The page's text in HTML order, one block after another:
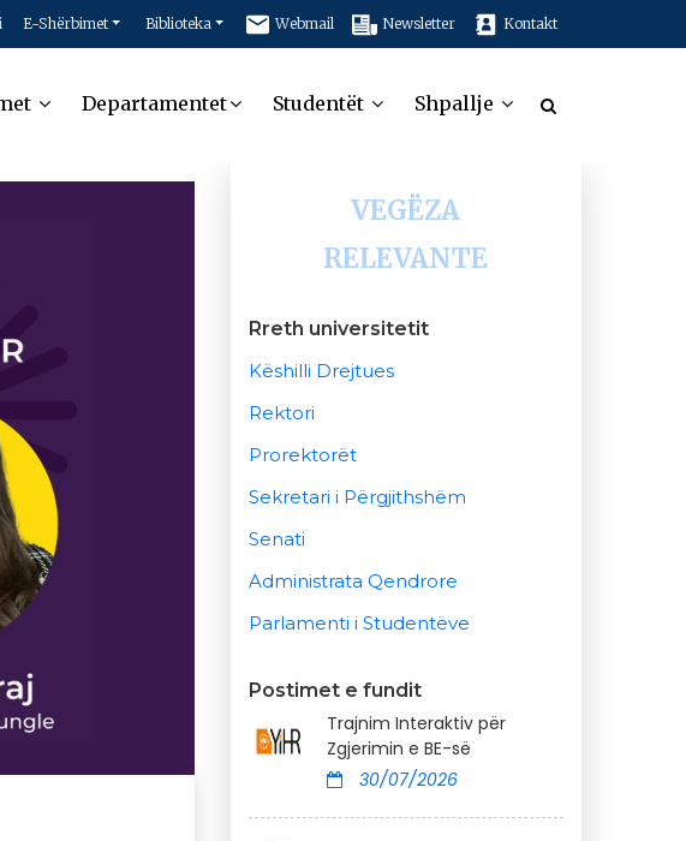
E-Shërbimet Biblioteka Webmail Newsletter Kontakt
Departamentet Studentët Shpallje
VEGËZA
RELEVANTE
Rreth universitetit
Këshilli Drejtues
Rektori
Prorektorët
Sekretari i Përgjithshëm
Senati
Administrata Qendrore
Parlamenti i Studentëve
Postimet e fundit
Trajnim Interaktiv për
Zgjerimin e BE-së
30/07/2026